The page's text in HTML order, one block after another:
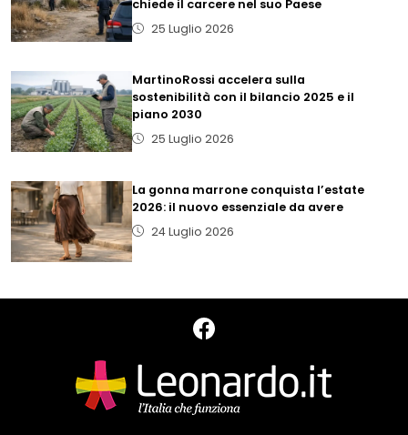
chiede il carcere nel suo Paese
25 Luglio 2026
MartinoRossi accelera sulla
sostenibilità con il bilancio 2025 e il
piano 2030
25 Luglio 2026
La gonna marrone conquista l’estate
2026: il nuovo essenziale da avere
24 Luglio 2026